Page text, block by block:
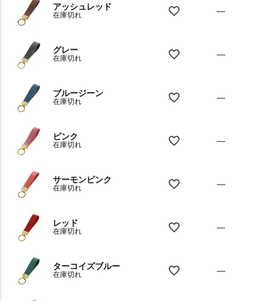
アッシュレッド
在庫切れ —
グレー
在庫切れ —
ブルージーン
在庫切れ —
ピンク
在庫切れ —
サーモンピンク
在庫切れ —
レッド
在庫切れ —
ターコイズブルー
在庫切れ —